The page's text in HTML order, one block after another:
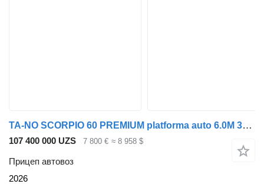
TA-NO SCORPIO 60 PREMIUM platforma auto 6.0M 3500 KG
107 400 000 UZS 7 800 € ≈ 8 958 $
Прицеп автовоз
2026